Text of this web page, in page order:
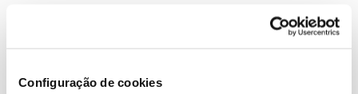
Configuração de cookies